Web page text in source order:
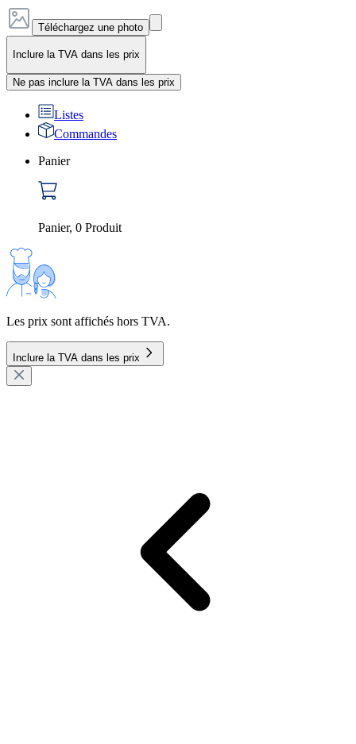
Téléchargez une photo
Inclure la TVA dans les prix
Ne pas inclure la TVA dans les prix
Listes
Commandes
Panier
Panier, 0 Produit
Les prix sont affichés hors TVA.
Inclure la TVA dans les prix